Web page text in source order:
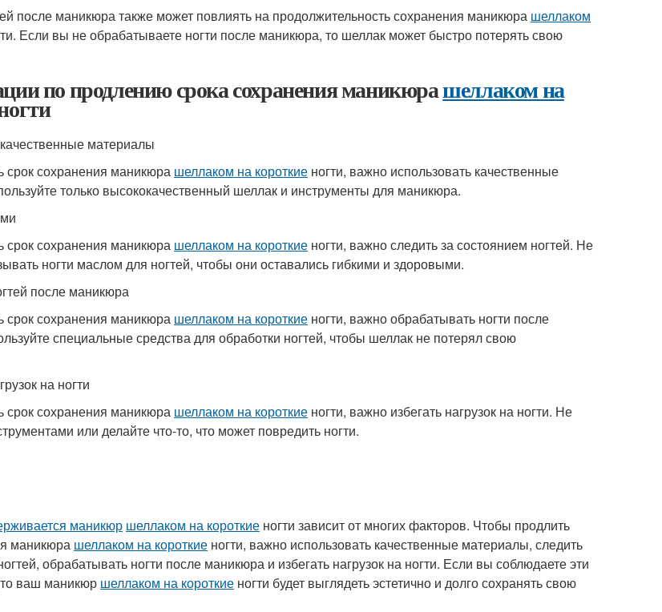
после маникюра также может повлиять на продолжительность сохранения маникюра шеллаком
Если вы не обрабатываете ногти после маникюра, то шеллак может быстро потерять свою
по продлению срока сохранения маникюрашеллаком на
материалы
срок сохранения маникюра шеллаком на короткие ногти, важно использовать качественные
только высококачественный шеллак и инструменты для маникюра.
срок сохранения маникюра шеллаком на короткие ногти, важно следить за состоянием ногтей. Не
ногти маслом для ногтей, чтобы они оставались гибкими и здоровыми.
после маникюра
срок сохранения маникюра шеллаком на короткие ногти, важно обрабатывать ногти после
специальные средства для обработки ногтей, чтобы шеллак не потерял свою
на ногти
срок сохранения маникюра шеллаком на короткие ногти, важно избегать нагрузок на ногти. Не
или делайте что-то, что может повредить ногти.
маникюр шеллаком на короткие ногти зависит от многих факторов. Чтобы продлить
маникюра шеллаком на короткие ногти, важно использовать качественные материалы, следить
обрабатывать ногти после маникюра и избегать нагрузок на ногти. Если вы соблюдаете эти
ваш маникюр шеллаком на короткие ногти будет выглядеть эстетично и долго сохранять свою